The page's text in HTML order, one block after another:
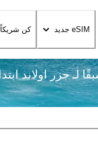
eSIM جديد كن شريكاً